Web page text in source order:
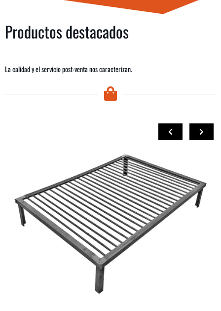
Productos destacados
La calidad y el servicio post-venta nos caracterizan.